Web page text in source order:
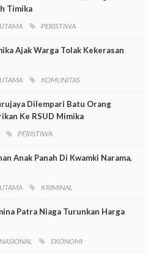
Timika
PERISTIWA
Ajak Warga Tolak Kekerasan
KOMUNITAS
Dilempari Batu Orang
Ke RSUD Mimika
PERISTIWA
Anak Panah Di Kwamki Narama,
KRIMINAL
Patra Niaga Turunkan Harga
EKONOMI